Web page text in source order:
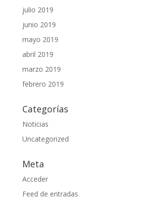
julio 2019
junio 2019
mayo 2019
abril 2019
marzo 2019
febrero 2019
Categorías
Noticias
Uncategorized
Meta
Acceder
Feed de entradas